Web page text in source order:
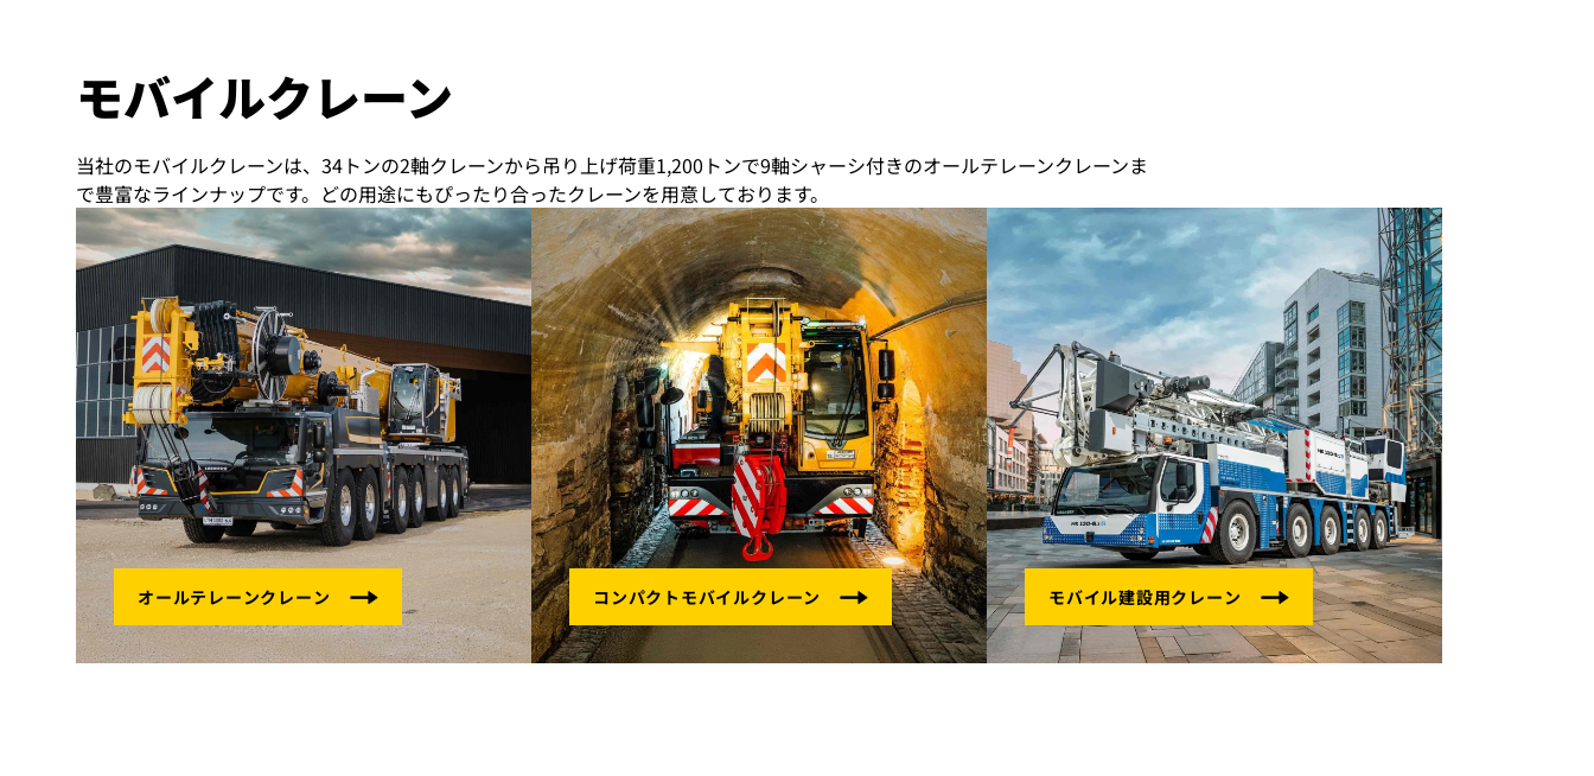
モバイルクレーン
当社のモバイルクレーンは、34トンの2軸クレーンから吊り上げ荷重1,200トンで9軸シャーシ付きのオールテレーンクレーンま
で豊富なラインナップです。どの用途にもぴったり合ったクレーンを用意しております。